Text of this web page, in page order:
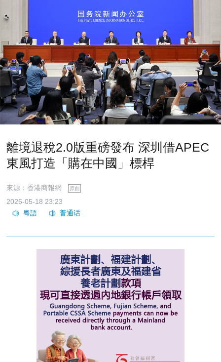
離境退稅2.0版重磅發布 深圳借APEC
東風打造「購在中國」標桿
來源：香港商報網 原創
2026-05-18 23:23